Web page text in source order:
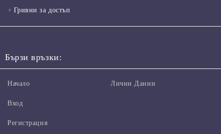
Гривни за достъп
Бързи връзки:
Начало
Вход
Регистрация
Лични Данни